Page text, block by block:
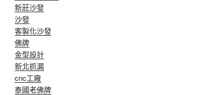
新莊沙發
沙發
客製化沙發
佛牌
金型設計
新北抓漏
cnc工廠
泰國老佛牌